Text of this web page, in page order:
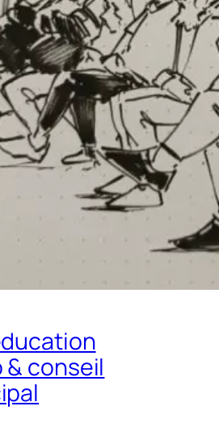
& conseil